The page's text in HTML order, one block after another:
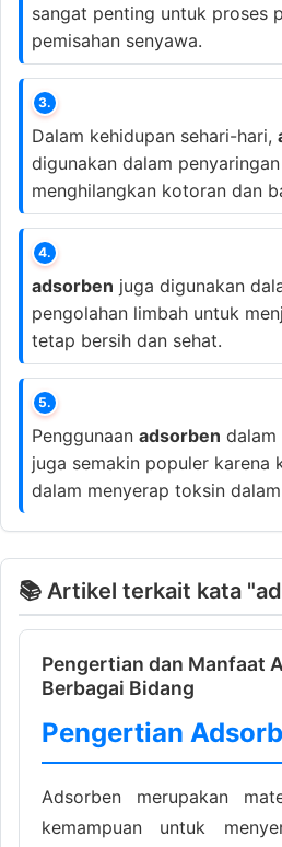
sangat penting untuk proses
pemisahan senyawa.
3.
Dalam kehidupan sehari-hari,
digunakan dalam
menghilangkan kotoran dan
4.
adsorben juga digunakan
pengolahan limbah untuk
tetap bersih dan sehat.
5.
Penggunaan adsorben dalam
juga semakin populer karena
dalam menyerap toksin
📚 Artikel terkait kata
Pengertian dan Manfaat
Berbagai Bidang
Pengertian
Adsorben merupakan
kemampuan untuk